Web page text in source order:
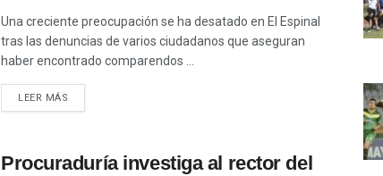
Una creciente preocupación se ha desatado en El Espinal
tras las denuncias de varios ciudadanos que aseguran
haber encontrado comparendos ...
LEER MÁS
Procuraduría investiga al rector del